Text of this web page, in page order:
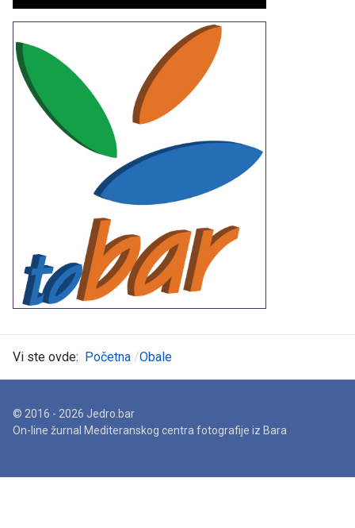
Vi ste ovde: Početna Obale
© 2016 - 2026 Jedro.bar
On-line žurnal Mediteranskog centra fotografije iz Bara